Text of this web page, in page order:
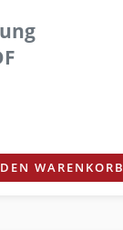
WARENKORB